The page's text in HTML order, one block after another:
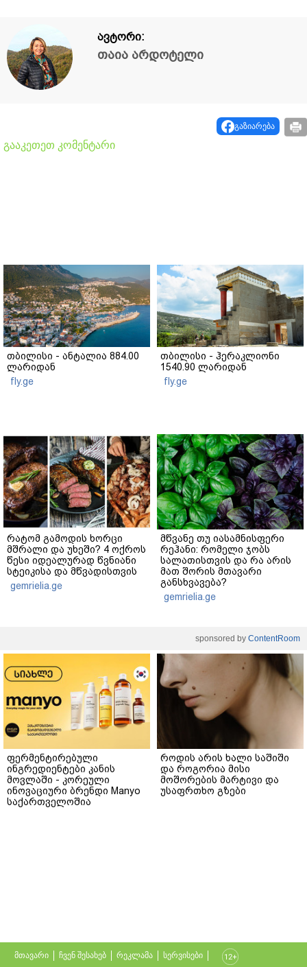
ავტორი:
თაია არდოტელი
გაზიარება
გააკეთეთ კომენტარი
თბილისი - ანტალია 884.00
ლარიდან
fly.ge
თბილისი - ჰერაკლიონი
1540.90 ლარიდან
fly.ge
რატომ გამოდის ხორცი
მშრალი და უხეში? 4 ოქროს
წესი იდეალურად წვნიანი
სტეიკისა და მწვადისთვის
gemrielia.ge
მწვანე თუ იასამნისფერი
რეჰანი: რომელი ჯობს
სალათისთვის და რა არის
მათ შორის მთავარი
განსხვავება?
gemrielia.ge
sponsored by ContentRoom
ფერმენტირებული
ინგრედიენტები კანის
მოვლაში - კორეული
ინოვაციური ბრენდი Manyo
საქართველოშია
როდის არის ხალი საშიში
და როგორია მისი
მოშორების მარტივი და
უსაფრთხო გზები
მთავარი ჩვენ შესახებ რეკლამა სერვისები